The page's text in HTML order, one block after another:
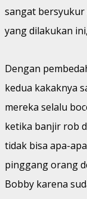
sangat bersyukur
yang dilakukan
Dengan
kedua kakaknya
mereka selalu
ketika banjir rob
tidak bisa apa-
pinggang orang
Bobby karena